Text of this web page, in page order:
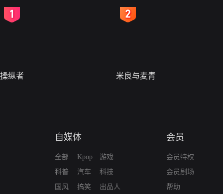
操纵者 米良与麦青
自媒体
全部
科普
国风
Kpop
汽车
搞笑
游戏
科技
出品人
会员
会员特权
会员剧场
帮助